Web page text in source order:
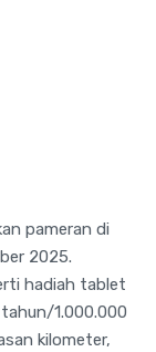
pameran di
2025.
hadiah tablet
1.000.000
kilometer,